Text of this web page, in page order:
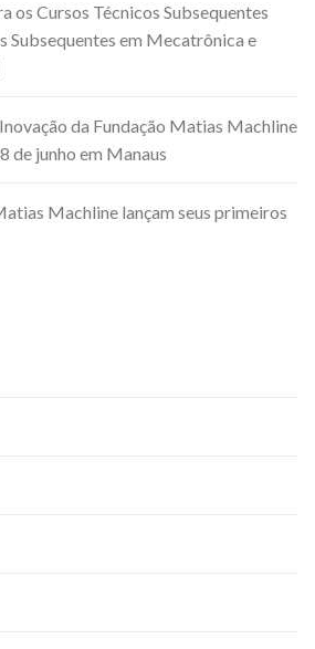
os Cursos Técnicos Subsequentes
Subsequentes em Mecatrônica e
da Fundação Matias Machline
de junho em Manaus
Machline lançam seus primeiros